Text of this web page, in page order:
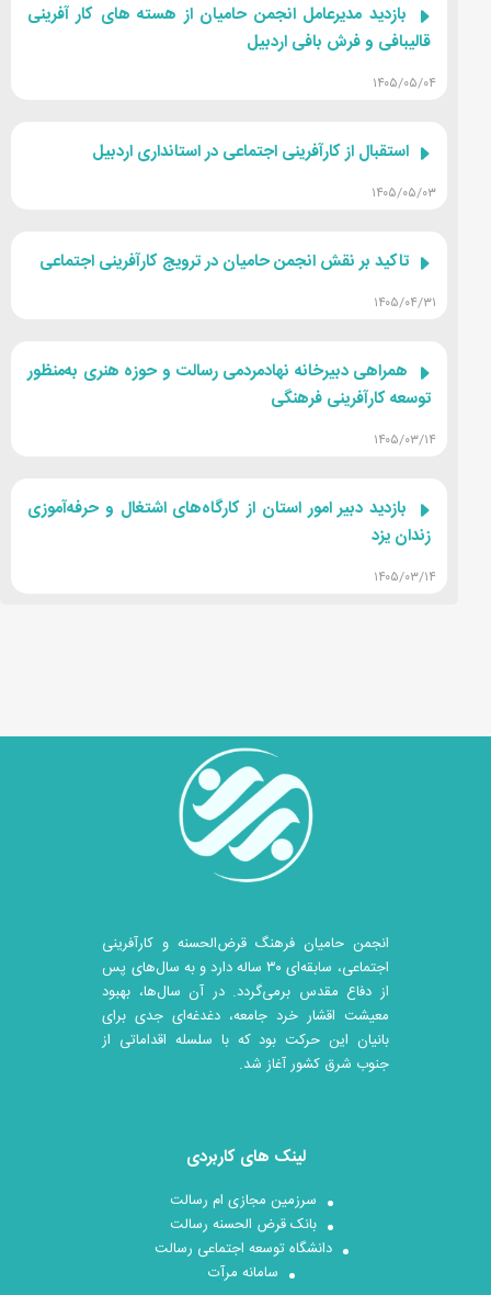
بازدید مدیرعامل انجمن حامیان از هسته های کار آفرینی
قالیبافی و فرش بافی اردبیل
۱۴۰۵/۰۵/۰۴
استقبال از کارآفرینی اجتماعی در استانداری اردبیل
۱۴۰۵/۰۵/۰۳
تاکید بر نقش انجمن حامیان در ترویج کارآفرینی اجتماعی
۱۴۰۵/۰۴/۳۱
همراهی دبیرخانه نهادمردمی رسالت و حوزه هنری به‌منظور
توسعه کارآفرینی فرهنگی
۱۴۰۵/۰۳/۱۴
بازدید دبیر امور استان از کارگاه‌های اشتغال و حرفه‌آموزی
زندان یزد
۱۴۰۵/۰۳/۱۴
انجمن حامیان فرهنگ قرض‌الحسنه و کارآفرینی
اجتماعی، سابقه‌ای ۳۰ ساله دارد و به سال‌های پس
از دفاع مقدس برمی‌گردد. در آن سال‎‌ها، بهبود
معیشت اقشار خرد جامعه، دغدغه‌ای جدی برای
بانیان این حرکت بود که با سلسله اقداماتی از
جنوب شرق کشور آغاز شد.
لینک های کاربردی
سرزمین مجازی ام رسالت
بانک قرض الحسنه رسالت
دانشگاه توسعه اجتماعی رسالت
سامانه مرآت